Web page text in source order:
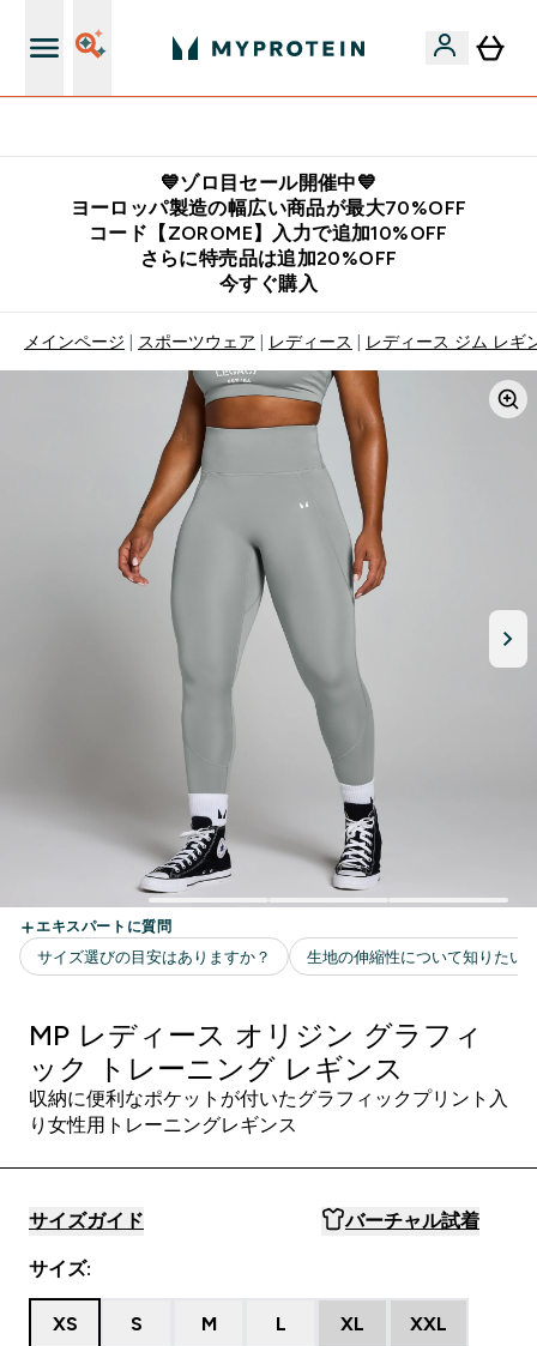
💙ゾロ目セール開催中💙
ヨーロッパ製造の幅広い商品が最大70%OFF
コード【ZOROME】入力で追加10%OFF
さらに特売品は追加20%OFF
今すぐ購入
メインページ スポーツウェア レディース レディース ジム レギ
MP レディース オリジン グラフィ
ック トレーニング レギンス
収納に便利なポケットが付いたグラフィックプリント入
り女性用トレーニングレギンス
サイズガイド バーチャル試着
サイズ:
XS S M L XL XXL